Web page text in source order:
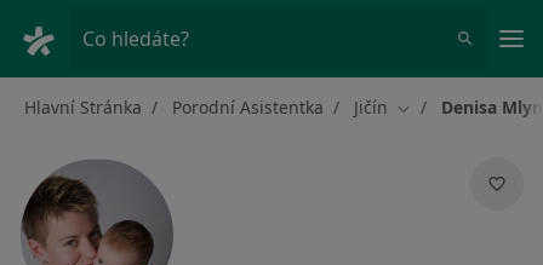
Co hledáte?
Hlavní Stránka Porodní Asistentka Jičín Změna města
Denisa